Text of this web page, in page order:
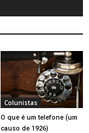
Colunistas
O que é um telefone (um
causo de 1926)